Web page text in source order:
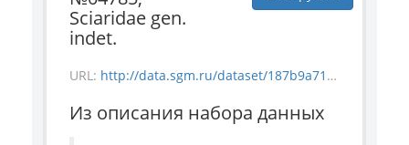
Sciaridae gen.
indet.
URL: http://data.sgm.ru/dataset/187b9a71-4c85-43ec-99fe-080bdf792007/resource/822d8f2a-1d73-45e3-8126-72196fe340c5/download/invertebrate_4785.jpg
Из описания набора данных